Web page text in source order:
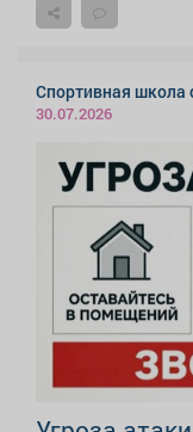
Спортивная школа
30.07.2026